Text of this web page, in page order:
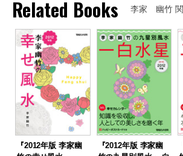
Related Books 李家 幽竹
『2012年版 李家幽
『2012年版 李家幽